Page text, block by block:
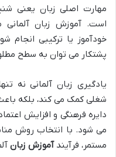
مهارت اصلی زبان یعنی
است. آموزش زبان آلمانی
خودآموز یا ترکیبی انجام
پشتکار می توان به سطح
یادگیری زبان آلمانی نه
شغلی کمک می کند، بلکه
دایره فرهنگی و افزایش
می شود. با انتخاب روش
مستمر، فرآیندآموزش زبان